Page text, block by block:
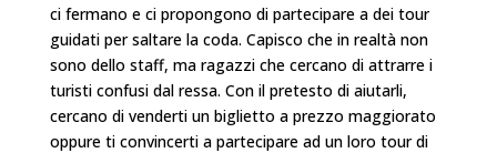
ci fermano e ci propongono di partecipare a dei tour
guidati per saltare la coda. Capisco che in realtà non
sono dello staff, ma ragazzi che cercano di attrarre i
turisti confusi dal ressa. Con il pretesto di aiutarli,
cercano di venderti un biglietto a prezzo maggiorato
oppure ti convincerti a partecipare ad un loro tour di